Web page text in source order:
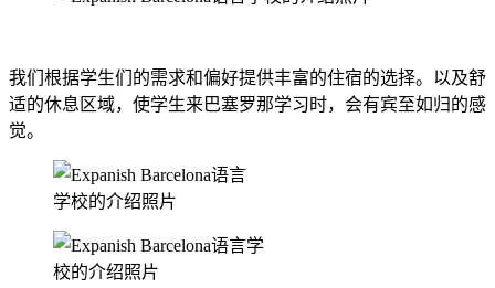
我们根据学生们的需求和偏好提供丰富的住宿的选择。以及舒
适的休息区域，使学生来巴塞罗那学习时，会有宾至如归的感
觉。